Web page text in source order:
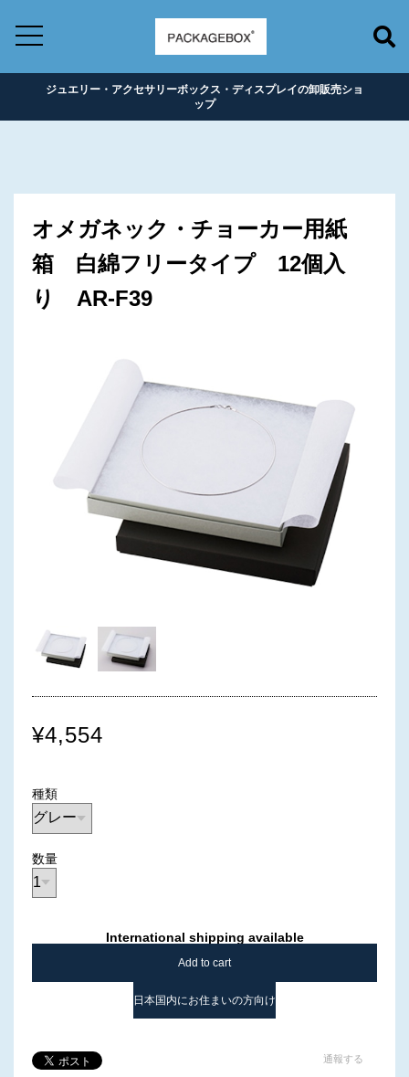
ジュエリー・アクセサリーボックス・ディスプレイの卸販売ショ
ップ
オメガネック・チョーカー用紙
箱 白綿フリータイプ 12個入
り AR-F39
¥4,554
種類
数量
International shipping available
Add to cart
日本国内にお住まいの方向け
通報する